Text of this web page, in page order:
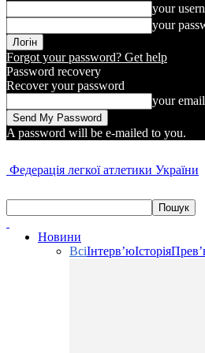
your
your
Forgot your password? Get help
Password recovery
Recover your password
your email
A password will be e-mailed to you.
Федерація легкої атлетики України
Новини
ВсіІнтерв’юІсторія